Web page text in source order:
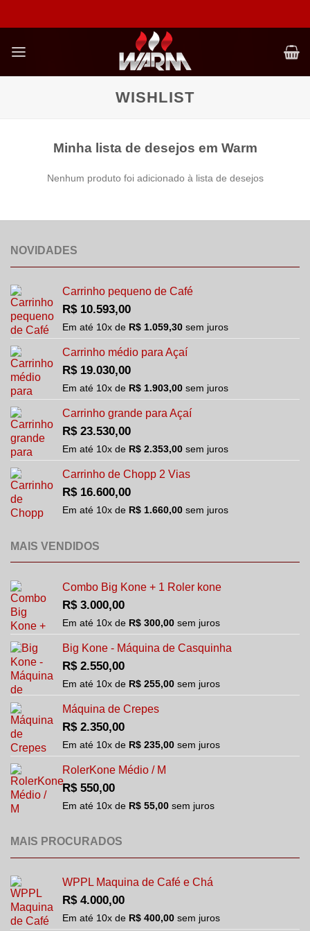
to
WISHLIST
Minha lista de desejos em Warm
Nenhum produto foi adicionado à lista de desejos
NOVIDADES
Carrinho pequeno de Café
R$10.593,00
Em até 10x de R$ 1.059,30 sem juros
Carrinho médio para Açaí
R$19.030,00
Em até 10x de R$ 1.903,00 sem juros
Carrinho grande para Açaí
R$23.530,00
Em até 10x de R$ 2.353,00 sem juros
Carrinho de Chopp 2 Vias
R$16.600,00
Em até 10x de R$ 1.660,00 sem juros
MAIS VENDIDOS
Combo Big Kone + 1 Roler kone
R$3.000,00
Em até 10x de R$ 300,00 sem juros
Big Kone - Máquina de Casquinha
R$2.550,00
Em até 10x de R$ 255,00 sem juros
Máquina de Crepes
R$2.350,00
Em até 10x de R$ 235,00 sem juros
RolerKone Médio / M
R$550,00
Em até 10x de R$ 55,00 sem juros
MAIS PROCURADOS
WPPL Maquina de Café e Chá
R$4.000,00
Em até 10x de R$ 400,00 sem juros